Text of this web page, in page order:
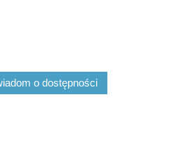
o dostępności